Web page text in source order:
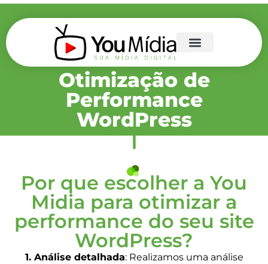
Otimização de
Performance
WordPress
Por que escolher a You
Midia para otimizar a
performance do seu site
WordPress?
1. Análise detalhada: Realizamos uma análise